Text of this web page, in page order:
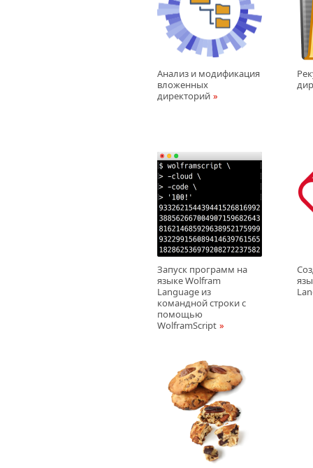
Анализ и модификация
вложенных
директорий
Запуск программ на
языке Wolfram
Language из
командной строки с
помощью
WolframScript